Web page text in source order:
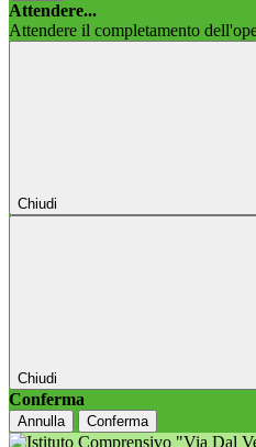
Attendere...
Attendere il completamento
Chiudi
Chiudi
Conferma
Annulla Conferma